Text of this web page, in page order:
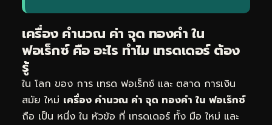
เครื่อง คำนวณ ค่า จุด ทองคำ ใน
ฟอเร็กซ์ คือ อะไร ทำไม เทรดเดอร์ ต้อง
รู้
ใน โลก ของ การ เทรด ฟอเร็กซ์ และ ตลาด การเงิน
สมัย ใหม่ เครื่อง คำนวณ ค่า จุด ทองคำ ใน ฟอเร็กซ์
ถือ เป็น หนึ่ง ใน หัวข้อ ที่ เทรดเดอร์ ทั้ง มือ ใหม่ และ